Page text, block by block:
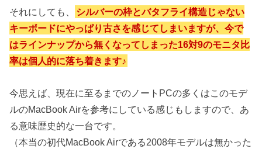
それにしても、
シルバーの枠とバタフライ構造じゃない
キーボードにやっぱり古さを感じてしまいますが、今で
はラインナップから無くなってしまった16対9のモニタ比
率は個人的に落ち着きます♪
今思えば、現在に至るまでのノートPCの多くはこのモデ
ルのMacBook Airを参考にしている感じもしますので、あ
る意味歴史的な一台です。
（本当の初代MacBook Airである2008年モデルは無かった